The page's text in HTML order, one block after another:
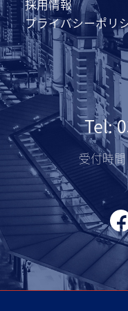
採用情報
プライバシーポリ
Tel:
受付時